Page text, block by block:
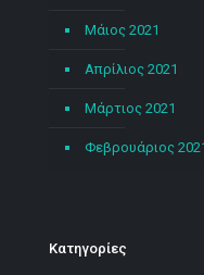
Μάιος 2021
Απρίλιος 2021
Μάρτιος 2021
Φεβρουάριος
Kατηγορίες